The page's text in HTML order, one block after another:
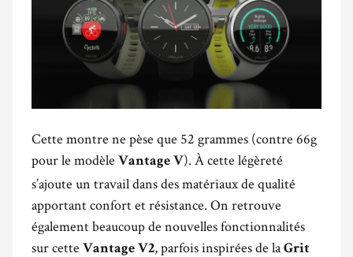
Cette montre ne pèse que 52 grammes (contre 66g
pour le modèle Vantage V). À cette légèreté
s’ajoute un travail dans des matériaux de qualité
apportant confort et résistance. On retrouve
également beaucoup de nouvelles fonctionnalités
sur cette Vantage V2, parfois inspirées de laGrit